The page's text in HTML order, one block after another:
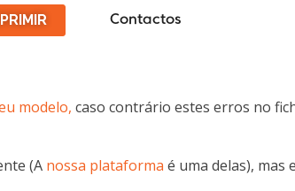
Contactos
modelo, caso contrário estes erros no
(A nossa plataforma é uma delas), mas